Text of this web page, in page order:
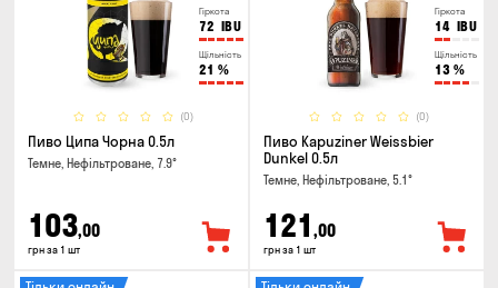
Гіркота
72 IBU
Щільність
21 %
(0)
Пиво Ципа Чорна 0.5л
Темне, Нефільтроване, 7.9°
103,00
грн за 1 шт
Гіркота
14 IBU
Щільність
13 %
(0)
Пиво Kapuziner Weissbier
Dunkel 0.5л
Темне, Нефільтроване, 5.1°
121 ,00
грн за 1 шт